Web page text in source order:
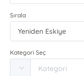
Sırala
Kategori Seç